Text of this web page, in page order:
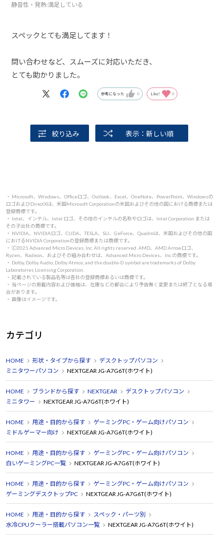
静音性・発熱:満足している
スペックとても満足してます！
問い合わせなど、スムーズに対応いただき、
とても助かりました。
参考になった 0 Like! 0
絞り込み 表示：新しい順
・ Microsoft、Windows、Officeロゴ、Outlook、Excel、OneNote、PowerPoint、Windowsの
ロゴおよびDirectXは、米国Microsoft Corporationの米国およびその他の国における商標または
登録商標です。
・ Intel、インテル、Intel ロゴ、その他のインテルの名称やロゴは、Intel Corporation または
その子会社の商標です。
・ NVIDIA、NVIDIAロゴ、CUDA、TESLA、SLI、GeForce、Quadroは、米国およびその他の国
におけるNVIDIA Corporationの登録商標または商標です。
・ 🄫2021 Advanced Micro Devices, Inc. All rights reserved. AMD、AMD Arrowロゴ、
Ryzen、Radeon、およびその組み合わせは、Advanced Micro Devices、Inc.の商標です。
・ Dolby, Dolby Audio, Dolby Atmos, and the double-D symbol are trademarks of Dolby
Laboratories Licensing Corporation.
・ 記載されている製品名等は各社の登録商標あるいは商標です。
・ 当ページの掲載内容および価格は、在庫などの都合により予告無く変更または終了となる場
合があります。
・ 画像はイメージです。
カテゴリ
HOME 形状・タイプから探す
デスクトップパソコン
ミニタワーパソコン
NEXTGEAR JG-A7G6T(ホワイト)
HOME ブランドから探す NEXTGEAR
デスクトップパソコン
ミニタワー
NEXTGEAR JG-A7G6T(ホワイト)
HOME 用途・目的から探す
ゲーミングPC・ゲーム向けパソコン
ミドルゲーマー向け
NEXTGEAR JG-A7G6T(ホワイト)
HOME 用途・目的から探す
ゲーミングPC・ゲーム向けパソコン
白いゲーミングPC一覧
NEXTGEAR JG-A7G6T(ホワイト)
HOME 用途・目的から探す
ゲーミングPC・ゲーム向けパソコン
ゲーミングデスクトップPC
NEXTGEAR JG-A7G6T(ホワイト)
HOME 用途・目的から探す
スペック・パーツ別
水冷CPUクーラー搭載パソコン一覧
NEXTGEAR JG-A7G6T(ホワイト)